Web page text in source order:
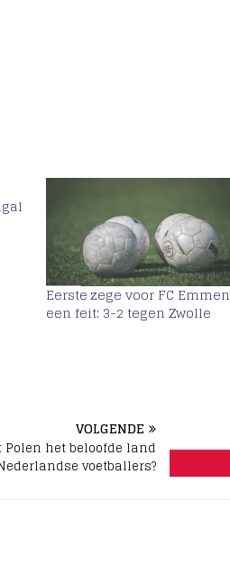
Eerste zege voor FC Emmen
een feit: 3-2 tegen Zwolle
VOLGENDE
Polen het beloofde land
voetballers?